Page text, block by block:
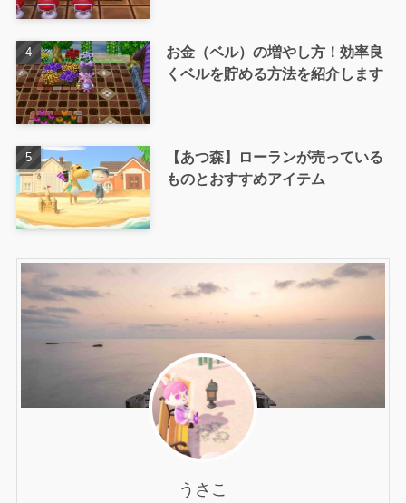
お金（ベル）の増やし方！効率良
くベルを貯める方法を紹介します
【あつ森】ローランが売っている
ものとおすすめアイテム
うさこ